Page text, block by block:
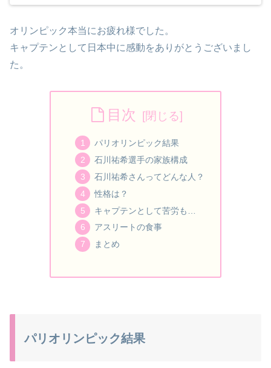
オリンピック本当にお疲れ様でした。
キャプテンとして日本中に感動をありがとうございまし
た。
目次
パリオリンピック結果
石川祐希選手の家族構成
石川祐希さんってどんな人？
性格は？
キャプテンとして苦労も…
アスリートの食事
まとめ
パリオリンピック結果